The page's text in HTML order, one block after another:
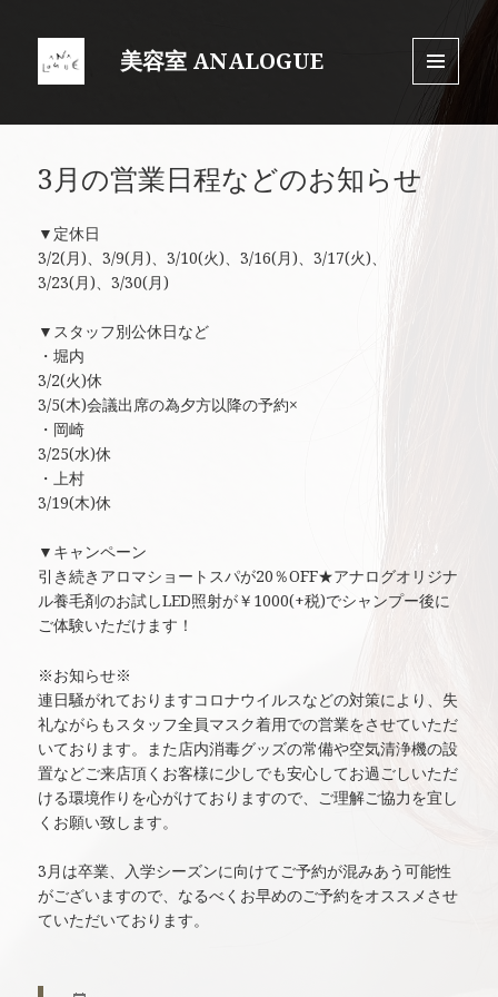
美容室 ANALOGUE
MENU
AND
3月の営業日程などのお知らせ
▼定休日
3/2(月)、3/9(月)、3/10(火)、3/16(月)、3/17(火)、
3/23(月)、3/30(月)
▼スタッフ別公休日など
・堀内
3/2(火)休
3/5(木)会議出席の為夕方以降の予約×
・岡崎
3/25(水)休
・上村
3/19(木)休
▼キャンペーン
引き続きアロマショートスパが20％OFF★アナログオリジナ
ル養毛剤のお試しLED照射が￥1000(+税)でシャンプー後に
ご体験いただけます！
※お知らせ※
連日騒がれておりますコロナウイルスなどの対策により、失
礼ながらもスタッフ全員マスク着用での営業をさせていただ
いております。また店内消毒グッズの常備や空気清浄機の設
置などご来店頂くお客様に少しでも安心してお過ごしいただ
ける環境作りを心がけておりますので、ご理解ご協力を宜し
くお願い致します。
3月は卒業、入学シーズンに向けてご予約が混みあう可能性
がございますので、なるべくお早めのご予約をオススメさせ
ていただいております。